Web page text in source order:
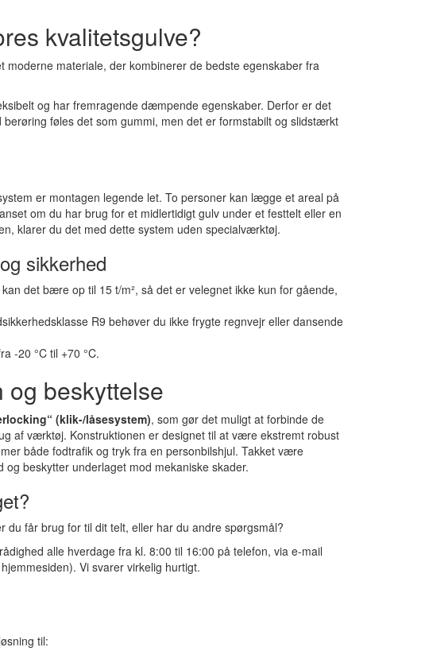
kvalitetsgulve?
moderne materiale, der kombinerer de bedste egenskaber fra
og har fremragende dæmpende egenskaber. Derfor er det
føles det som gummi, men det er formstabilt og slidstærkt
er montagen legende let. To personer kan lægge et areal på
om du har brug for et midlertidigt gulv under et festtelt eller en
klarer du det med dette system uden specialværktøj.
sikkerhed
det bære op til 15 t/m², så det er velegnet ikke kun for gående,
R9 behøver du ikke frygte regnvejr eller dansende
-20 °C til +70 °C.
og beskyttelse
(klik-/låsesystem), som gør det muligt at forbinde de
af værktøj. Konstruktionen er designet til at være ekstremt robust
både fodtrafik og tryk fra en personbilshjul. Takket være
beskytter underlaget mod mekaniske skader.
du får brug for til dit telt, eller har du andre spørgsmål?
alle hverdage fra kl. 8:00 til 16:00 på telefon, via e-mail
Vi svarer virkelig hurtigt.
til: